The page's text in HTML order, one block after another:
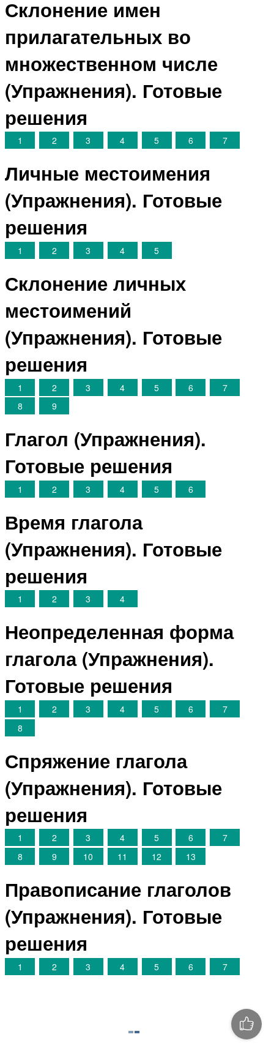
Склонение имен
прилагательных во
множественном числе
(Упражнения). Готовые
решения
1 2 3 4 5 6 7
Личные местоимения
(Упражнения). Готовые
решения
1 2 3 4 5
Склонение личных
местоимений
(Упражнения). Готовые
решения
1 2 3 4 5 6
7
8
9
Глагол (Упражнения).
Готовые решения
1 2 3 4 5 6
Время глагола
(Упражнения). Готовые
решения
1 2 3 4
Неопределенная форма
глагола (Упражнения).
Готовые решения
1 2 3 4 5 6
7
8
Спряжение глагола
(Упражнения). Готовые
решения
1 2 3 4 5 6
7
8
9 10 11 12 13
Правописание глаголов
(Упражнения). Готовые
решения
1 2 3 4 5 6 7